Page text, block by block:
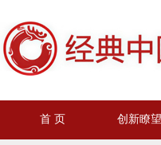
首 页 创新瞭